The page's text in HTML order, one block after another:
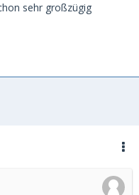
sehr großzügig